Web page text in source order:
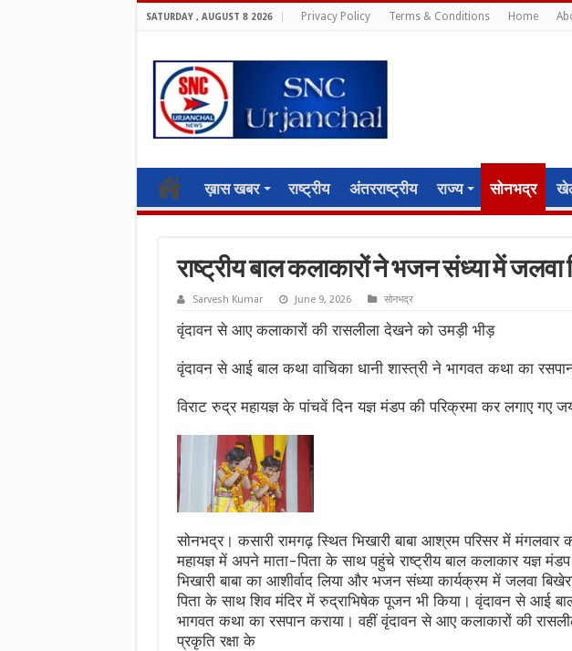
SATURDAY , AUGUST 8 2026 Privacy Policy Terms & Conditions Home
ख़ास खबर राष्ट्रीय अंतरराष्ट्रीय राज्य सोनभद्र
राष्ट्रीय बाल कलाकारों ने भजन संध्या में जलवा
Sarvesh Kumar June 9, 2026 सोनभद्र
वृंदावन से आए कलाकारों की रासलीला देखने को उमड़ी भीड़
वृंदावन से आई बाल कथा वाचिका धानी शास्त्री ने भागवत कथा का
विराट रुद्र महायज्ञ के पांचवें दिन यज्ञ मंडप की परिक्रमा कर लगाए गए
सोनभद्र। कसारी रामगढ़ स्थित भिखारी बाबा आश्रम परिसर में मंगलवार
महायज्ञ में अपने माता-पिता के साथ पहुंचे राष्ट्रीय बाल कलाकार यज्ञ
भिखारी बाबा का आशीर्वाद लिया और भजन संध्या कार्यक्रम में जलवा
पिता के साथ शिव मंदिर में रुद्राभिषेक पूजन भी किया। वृंदावन से आई
भागवत कथा का रसपान कराया। वहीं वृंदावन से आए कलाकारों की
प्रकृति रक्षा के